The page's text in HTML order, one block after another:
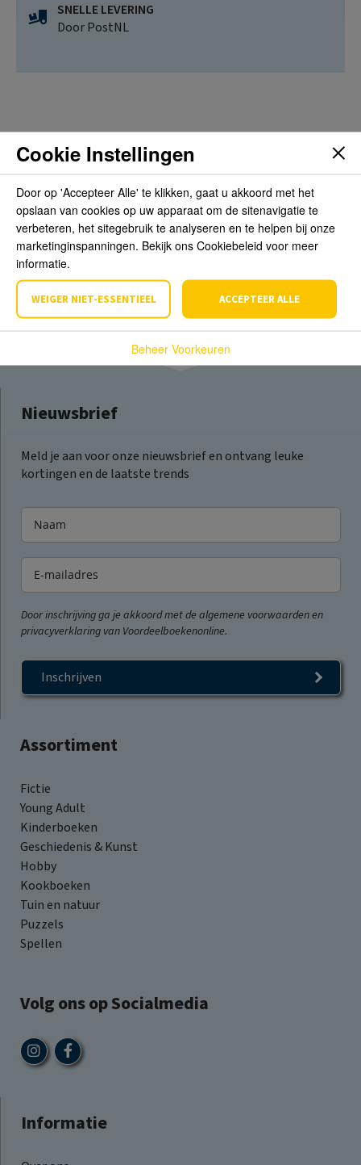
SNELLE LEVERING
Door PostNL
Beoordelingen
Schrijf de eerste review over dit product
Schrijf een beoordeling
Assortiment
Fictie
Young Adult
Kinderboeken
Geschiedenis & Kunst
Hobby
Kookboeken
Tuin en natuur
Puzzels
Spellen
Volg ons op Socialmedia
Informatie
Nieuwsbrief
Meld je aan voor onze nieuwsbrief en ontvang leuke
kortingen en de laatste trends
Door inschrijving ga je akkoord met de algemene voorwaarden en
privacyverklaring van Voordeelboekenonline.
Inschrijven
Cookie Instellingen
Door op 'Accepteer Alle' te klikken, gaat u akkoord met het
opslaan van cookies op uw apparaat om de sitenavigatie te
verbeteren, het sitegebruik te analyseren en te helpen bij onze
marketinginspanningen. Bekijk ons Cookiebeleid voor meer
informatie.
WEIGER NIET-ESSENTIEEL ACCEPTEER ALLE
Beheer Voorkeuren